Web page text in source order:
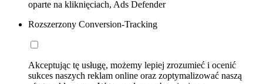
oparte na kliknięciach, Ads Defender
Rozszerzony Conversion-Tracking
Akceptując tę usługę, możemy lepiej zrozumieć i ocenić
sukces naszych reklam online oraz zoptymalizować naszą